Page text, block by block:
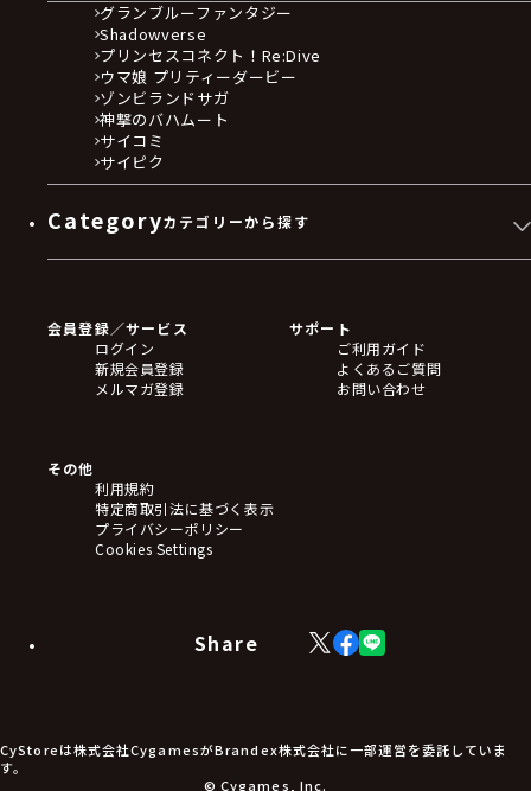
グランブルーファンタジー
Shadowverse
プリンセスコネクト！Re:Dive
ウマ娘 プリティーダービー
ゾンビランドサガ
神撃のバハムート
サイコミ
サイピク
Categoryカテゴリーから探す
フィギュア
アクリルスタンド
バッジ
キーホルダー・ストラップ
ステッカー・シール・カード
タペストリー・ポスター
アームサポーター
ブレードホルダー
食品・飲料品
アパレル小物
アクセサリー
会員登録／サービス
ログイン
新規会員登録
メルマガ登録
サポート
ご利用ガイド
よくあるご質問
お問い合わせ
その他
利用規約
特定商取引法に基づく表示
プライバシーポリシー
Cookies Settings
Share
X
(Twitter)
Facebook
LINE
CyStoreは株式会社CygamesがBrandex株式会社に一部運営を委託していま
す。
© Cygames, Inc.